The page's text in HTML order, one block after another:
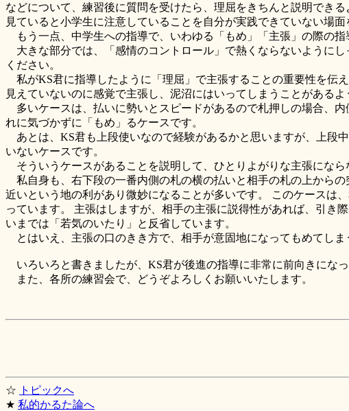
などについて、練習後に質問を受けたら、理屈をきちんと説明でき
見ていると小学生に注意していることを自分が実践できていない場
もう一点、中学生への指導で、いわゆる「もめ」「主張」の際の指
大きな部分では、「感情のコントロール」で熱くならないように
ください。
私がKS君に指導したように「理屈」で主張することの重要性を伝
見えていないのに感覚で主張し、泥沼にはいってしまうことがある
多いケースは、払いに勢いとスピードがあるので札押しの場合、
れに気づかずに「もめ」るケースです。
あとは、KS君も上段使いなので経験があるかと思いますが、上段
いないケースです。
そういうケースがあることを説明して、ひとりよがりな主張にな
私自身も、右下段の一番内側の札の横の払いと相手の札の上から
近いという地の利があり微妙になることが多いです。 このケースは
っています。 主張はしますが、相手の主張に説得性があれば、引き
いまでは「若気のいたり」と反省しています。
とはいえ、主張の口のきき方で、相手が意固地になってもめてし
いろいろと書きましたが、KS君が後進の指導に非常に前向きにな
また、各所の練習会で、どうぞよろしくお願いいたします。
☆
トピックへ
★ 私的かるた論へ